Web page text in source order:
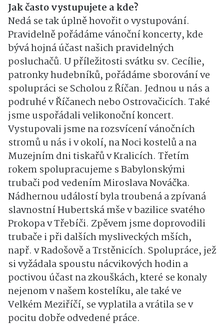
Jak často vystupujete a kde?
Nedá se tak úplně hovořit o vystupování.
Pravidelně pořádáme vánoční koncerty, kde
bývá hojná účast našich pravidelných
posluchačů. U příležitosti svátku sv. Cecílie,
patronky hudebníků, pořádáme sborování ve
spolupráci se Scholou z Říčan. Jednou u nás a
podruhé v Říčanech nebo Ostrovačicích. Také
jsme uspořádali velikonoční koncert.
Vystupovali jsme na rozsvícení vánočních
stromů u nás i v okolí, na Noci kostelů a na
Muzejním dni tiskařů v Kralicích. Třetím
rokem spolupracujeme s Babylonskými
trubači pod vedením Miroslava Nováčka.
Nádhernou událostí byla troubená a zpívaná
slavnostní Hubertská mše v bazilice svatého
Prokopa v Třebíči. Zpěvem jsme doprovodili
trubače i při dalších mysliveckých mších,
např. v Radošově a Trstěnicích. Spolupráce, jež
si vyžádala spoustu nácvikových hodin a
poctivou účast na zkouškách, které se konaly
nejenom v našem kostelíku, ale také ve
Velkém Meziříčí, se vyplatila a vrátila se v
pocitu dobře odvedené práce.